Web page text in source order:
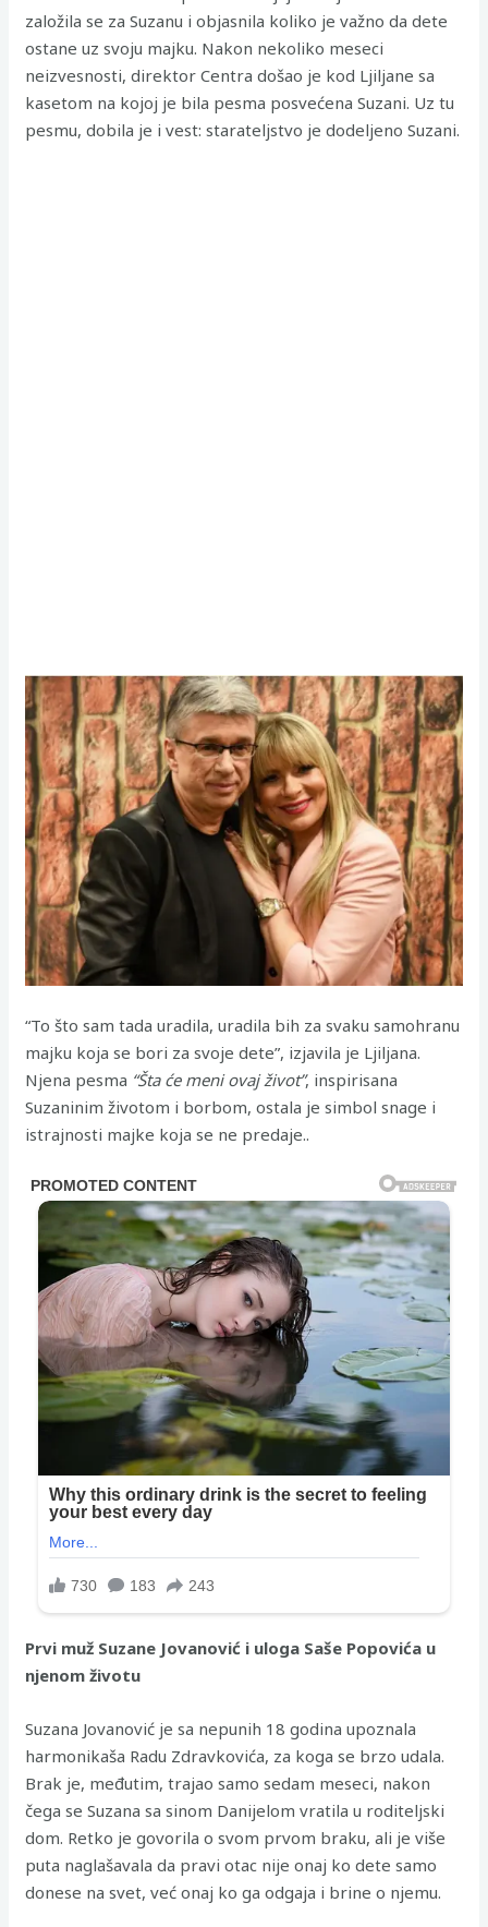
založila se za Suzanu i objasnila koliko je važno da dete
ostane uz svoju majku. Nakon nekoliko meseci
neizvesnosti, direktor Centra došao je kod Ljiljane sa
kasetom na kojoj je bila pesma posvećena Suzani. Uz tu
pesmu, dobila je i vest: starateljstvo je dodeljeno Suzani.
“To što sam tada uradila, uradila bih za svaku samohranu
majku koja se bori za svoje dete”, izjavila je Ljiljana.
Njena pesma “Šta će meni ovaj život”, inspirisana
Suzaninim životom i borbom, ostala je simbol snage i
istrajnosti majke koja se ne predaje..
Prvi muž Suzane Jovanović i uloga Saše Popovića u
njenom životu
Suzana Jovanović je sa nepunih 18 godina upoznala
harmonikaša Radu Zdravkovića, za koga se brzo udala.
Brak je, međutim, trajao samo sedam meseci, nakon
čega se Suzana sa sinom Danijelom vratila u roditeljski
dom. Retko je govorila o svom prvom braku, ali je više
puta naglašavala da pravi otac nije onaj ko dete samo
donese na svet, već onaj ko ga odgaja i brine o njemu.